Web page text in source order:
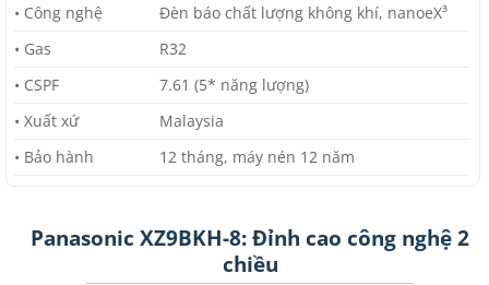
• Công nghệ
Đèn báo chất lượng không khí, nanoeX³
• Gas
R32
• CSPF
7.61 (5* năng lượng)
• Xuất xứ
Malaysia
• Bảo hành
12 tháng, máy nén 12 năm
Panasonic XZ9BKH-8: Đỉnh cao công nghệ 2
chiều